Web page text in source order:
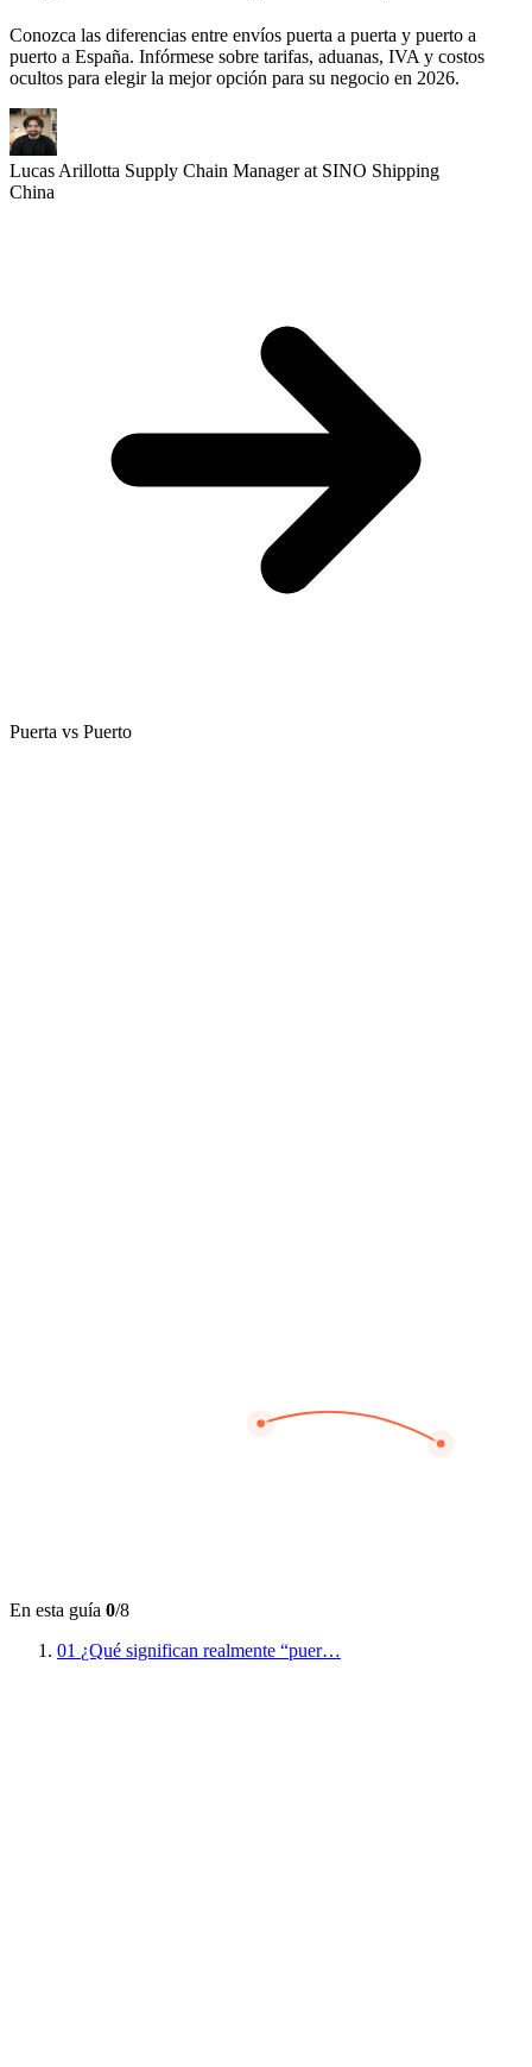
Conozca las diferencias entre envíos puerta a puerta y puerto a
puerto a España. Infórmese sobre tarifas, aduanas, IVA y costos
ocultos para elegir la mejor opción para su negocio en 2026.
Lucas Arillotta Supply Chain Manager at SINO Shipping
China
Puerta vs Puerto
En esta guía 0/8
01 ¿Qué significan realmente “puer…